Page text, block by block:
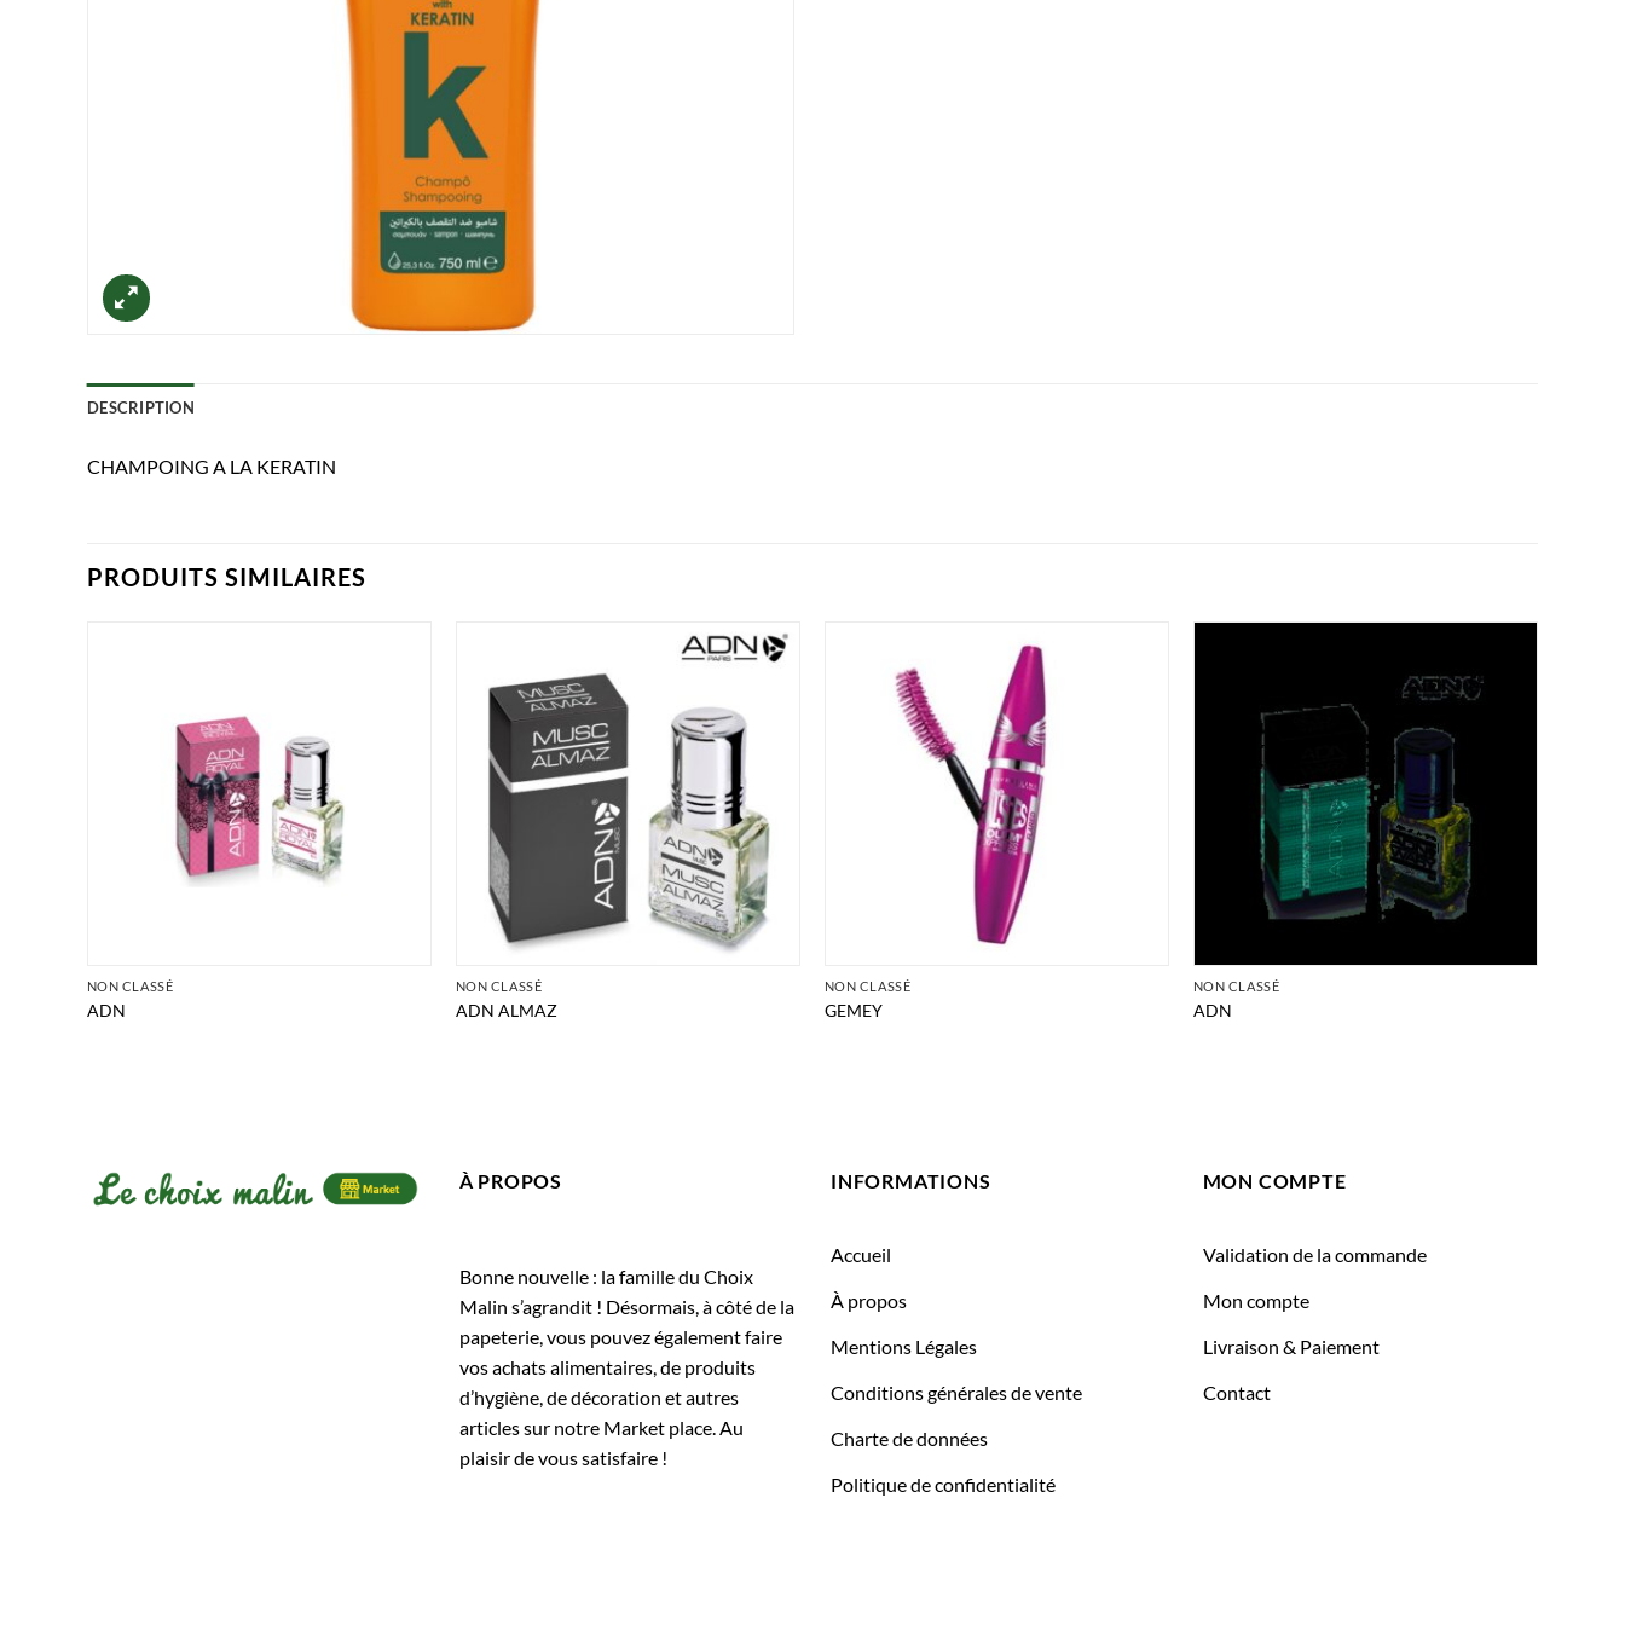
DESCRIPTION
CHAMPOING A LA KERATIN
PRODUITS SIMILAIRES
NON CLASSÉ
ADN
NON CLASSÉ
ADN ALMAZ
NON CLASSÉ
GEMEY
NON CLASSÉ
ADN
À PROPOS
Bonne nouvelle : la famille du Choix
Malin s’agrandit ! Désormais, à côté de la
papeterie, vous pouvez également faire
vos achats alimentaires, de produits
d’hygiène, de décoration et autres
articles sur notre Market place. Au
plaisir de vous satisfaire !
INFORMATIONS
Accueil
À propos
Mentions Légales
Conditions générales de vente
Charte de données
Politique de confidentialité
MON COMPTE
Validation de la commande
Mon compte
Livraison & Paiement
Contact